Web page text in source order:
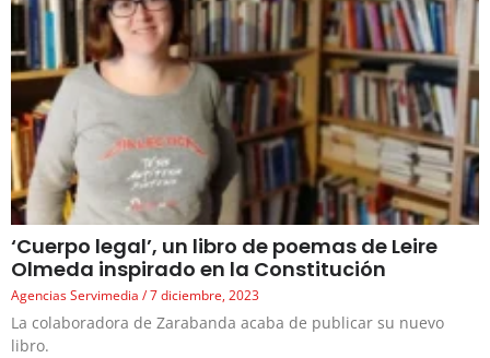
‘Cuerpo legal’, un libro de poemas de Leire
Olmeda inspirado en la Constitución
Agencias Servimedia 7 diciembre, 2023
La colaboradora de Zarabanda acaba de publicar su nuevo
libro.